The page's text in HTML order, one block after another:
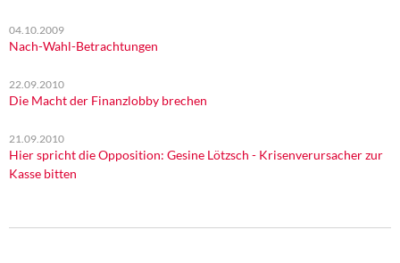
04.10.2009
Nach-Wahl-Betrachtungen
22.09.2010
Die Macht der Finanzlobby brechen
21.09.2010
Hier spricht die Opposition: Gesine Lötzsch - Krisenverursacher zur
Kasse bitten